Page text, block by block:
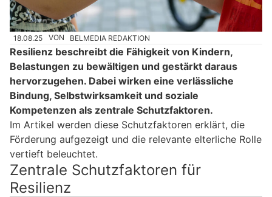
18.08.25 VON BELMEDIA REDAKTION
Resilienz beschreibt die Fähigkeit von Kindern,
Belastungen zu bewältigen und gestärkt daraus
hervorzugehen. Dabei wirken eine verlässliche
Bindung, Selbstwirksamkeit und soziale
Kompetenzen als zentrale Schutzfaktoren.
Im Artikel werden diese Schutzfaktoren erklärt, die
Förderung aufgezeigt und die relevante elterliche Rolle
vertieft beleuchtet.
Zentrale Schutzfaktoren für
Resilienz